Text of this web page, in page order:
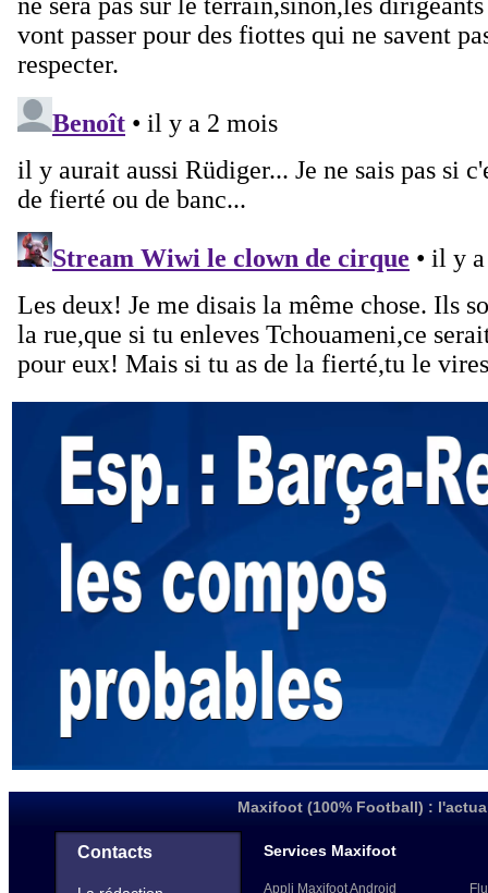
Maxifoot (100% Football) :
Contacts Services Maxifoot
Appli Maxifoot Android